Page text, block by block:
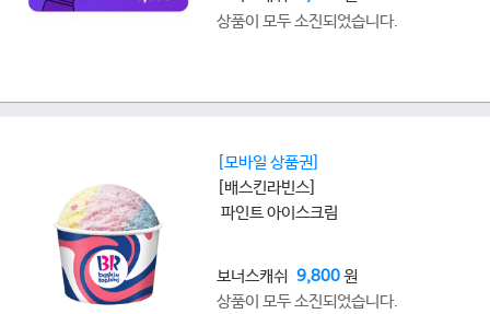
상품이 모두 소진되었습니다.
[모바일 상품권]
[배스킨라빈스]
파인트 아이스크림
보너스캐쉬 9,800원
상품이 모두 소진되었습니다.